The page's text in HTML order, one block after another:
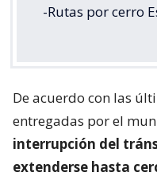
-Rutas por cerro
De acuerdo con las
entregadas por el
interrupción del
extenderse hasta